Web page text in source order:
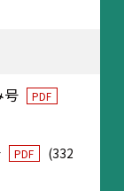
号 PDF
PDF
(332